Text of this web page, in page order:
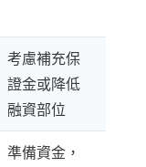
考慮補充保
證金或降低
融資部位
準備資金，